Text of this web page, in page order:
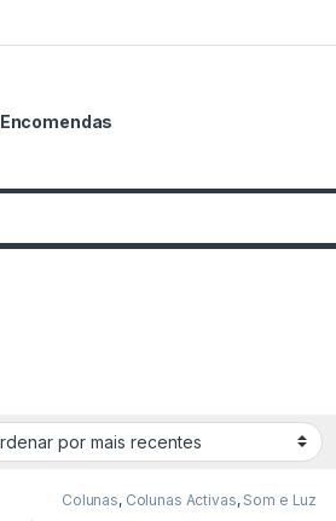
Encomendas
Colunas, Colunas Activas, Som e Luz